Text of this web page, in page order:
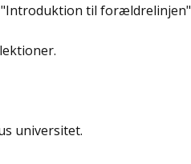
til forældrelinjen"
universitet.